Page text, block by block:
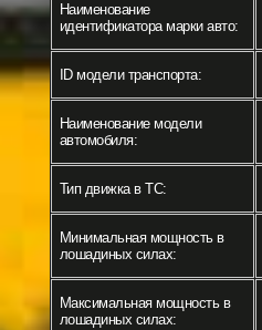
Наименование
идентификатора марки авто:
ID модели транспорта:
Наименование модели
автомобиля:
Тип движка в ТС:
Минимальная мощность в
лошадиных силах:
Максимальная мощность в
лошадиных силах: